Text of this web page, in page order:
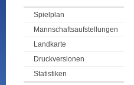
Spielplan
Mannschaftsaufstellungen
Landkarte
Druckversionen
Statistiken